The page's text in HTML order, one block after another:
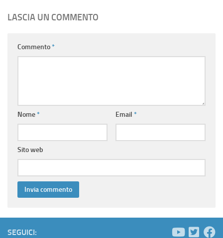
LASCIA UN COMMENTO
Commento*
Nome* Email *
Sito web
SEGUICI: